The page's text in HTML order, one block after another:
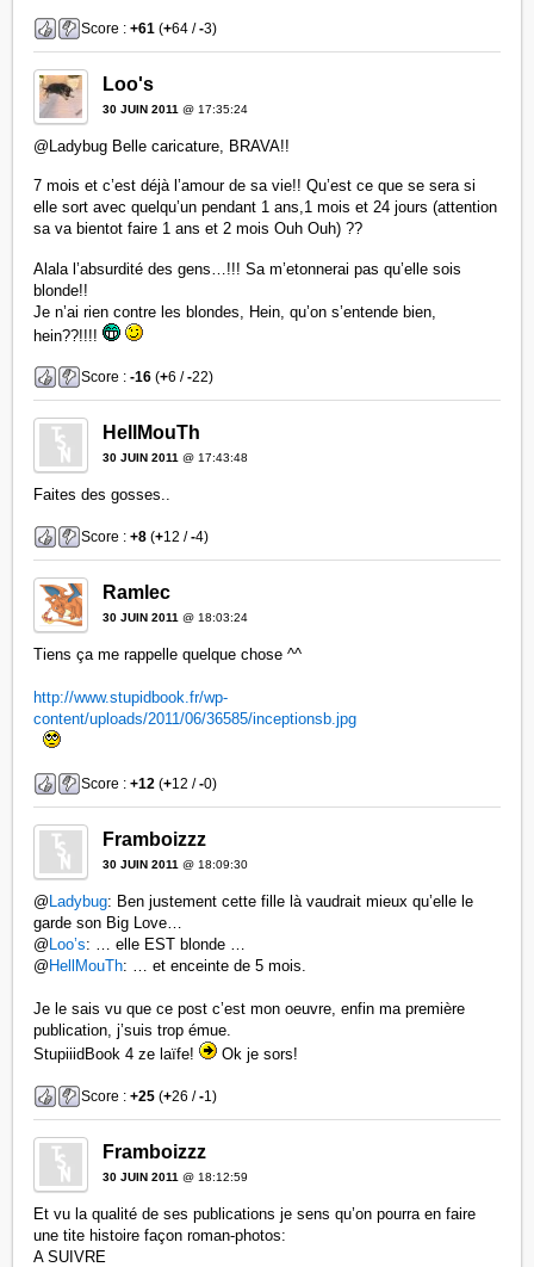
Score :+61 (+64 /-3)
Loo's
30 JUIN 2011 @ 17:35:24
@Ladybug Belle caricature, BRAVA!!
7 mois et c’est déjà l’amour de sa vie!! Qu’est ce que se sera si
elle sort avec quelqu’un pendant 1 ans,1 mois et 24 jours (attention
sa va bientot faire 1 ans et 2 mois Ouh Ouh) ??
Alala l’absurdité des gens…!!! Sa m’etonnerai pas qu’elle sois
blonde!!
Je n’ai rien contre les blondes, Hein, qu’on s’entende bien,
hein??!!!!
Score :-16 (+6 /-22)
HellMouTh
30 JUIN 2011 @ 17:43:48
Faites des gosses..
Score :+8 (+12 /-4)
Ramlec
30 JUIN 2011 @ 18:03:24
Tiens ça me rappelle quelque chose ^^
http://www.stupidbook.fr/wp-
content/uploads/2011/06/36585/inceptionsb.jpg
Score :+12 (+12 /-0)
Framboizzz
30 JUIN 2011 @ 18:09:30
@ Ladybug: Ben justement cette fille là vaudrait mieux qu’elle le
garde son Big Love…
@ Loo’s: … elle EST blonde …
@ HellMouTh: … et enceinte de 5 mois.
Je le sais vu que ce post c’est mon oeuvre, enfin ma première
publication, j’suis trop émue.
StupiiidBook 4 ze laïfe!
Ok je sors!
Score :+25 (+26 /-1)
Framboizzz
30 JUIN 2011 @ 18:12:59
Et vu la qualité de ses publications je sens qu’on pourra en faire
une tite histoire façon roman-photos:
A SUIVRE